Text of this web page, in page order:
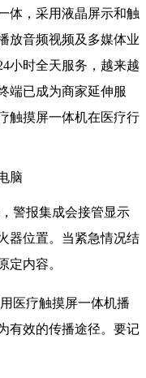
体，采用液晶屏示和触
放音频视频及多媒体业
小时全天服务，越来越
端已成为商家延伸服
触摸屏一体机在医疗行
警报集成会接管显示
器位置。当紧急情况结
定内容。
医疗触摸屏一体机播
有效的传播途径。要记